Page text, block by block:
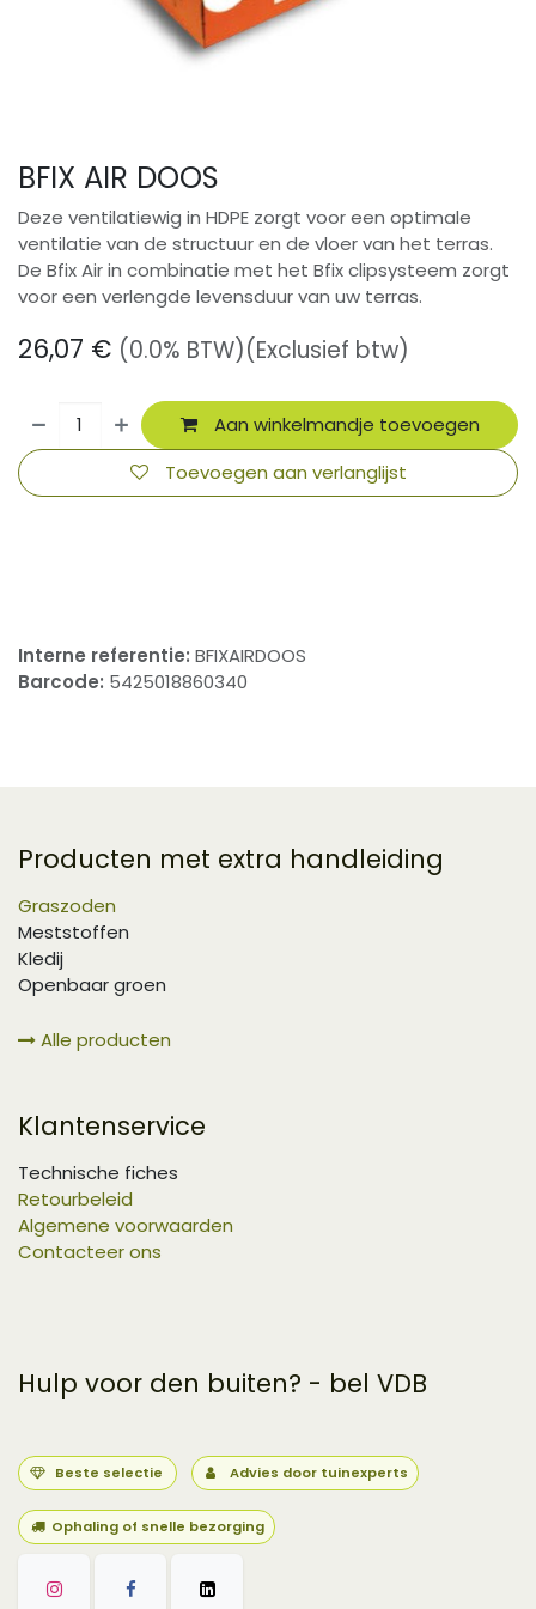
BFIX AIR DOOS
Deze ventilatiewig in HDPE zorgt voor een optimale
ventilatie van de structuur en de vloer van het terras.
De Bfix Air in combinatie met het Bfix clipsysteem zorgt
voor een verlengde levensduur van uw terras.
26,07 € (0.0% BTW)(Exclusief btw)
Aan winkelmandje toevoegen
Toevoegen aan verlanglijst
Interne referentie: BFIXAIRDOOS
Barcode: 5425018860340
Producten met extra handleiding
Graszoden
Meststoffen
Kledij
Openbaar groen
Alle producten
Klantenservice
Technische fiches
Retourbeleid
Algemene voorwaarden
Contacteer ons
Hulp voor den buiten? - bel VDB
Beste selectie Advies door tuinexperts
Ophaling of snelle bezorging